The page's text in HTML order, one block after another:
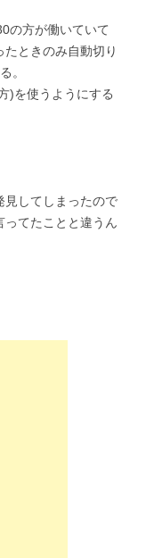
の方が働いていて
ときのみ自動切り
。
)を使うようにする
見してしまったので
てたことと違うん